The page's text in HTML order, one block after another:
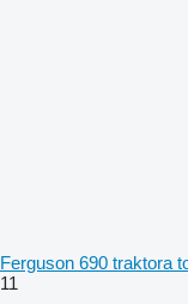
Ferguson 690 traktora
11